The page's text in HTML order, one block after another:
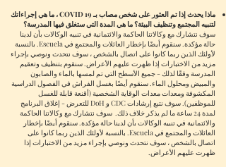
ماذا يحدث إذا تم العثور على شخص مصاب بـ COVID 19 ، ما هي إجراءاتك
لتنبيه المجتمع وتنظيف البيئة؟ ما هي المدة التي ستغلق فيها المدرسة؟
سوف نتشارك مع وكالاتنا الحاكمة والائتمانية في تنبيه الوكالات بأن لدينا
حالة مؤكدة. سنقوم أيضًا بإخطار العائلات والمجتمع في Escuela. بالنسبة
لأولئك الذين ربما كانوا على اتصال بالشخص ، سوف نتحدث ونوصي بإجراء
مزيد من الاختبارات إذا ظهرت عليهم الأعراض. سنقوم بتنظيف وتعقيم
المدرسة وفقًا لذلك - جميع الأسطح التي تم لمسها بالماء والصابون
والمبيض ومحلول الماء. سنقوم أيضًا بغسل الفراش في الفصول الدراسية
المكشوفة ومعدات معدات الوقاية الشخصية (أقنعة قابلة للغسل
للموظفين). سوف نتبع إرشادات CDC و DoH للتعرض - إغلاق البرنامج
لمدة 24 ساعة ما لم يذكر خلاف ذلك.
سوف نتشارك مع وكالاتنا الحاكمة
والائتمانية في تنبيه الوكالات بأن لدينا حالة مؤكدة. سنقوم أيضًا بإخطار
العائلات والمجتمع في Escuela. بالنسبة لأولئك الذين ربما كانوا على
اتصال بالشخص ، سوف نتحدث ونوصي بإجراء مزيد من الاختبارات إذا
ظهرت عليهم الأعراض.